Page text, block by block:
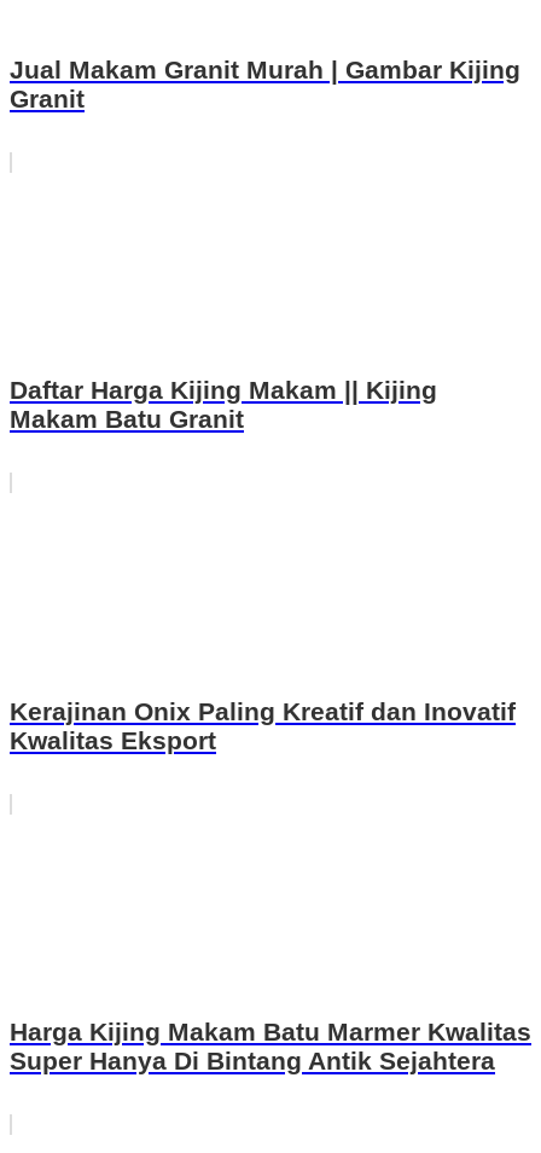
Jual Makam Granit Murah | Gambar Kijing
Granit
Daftar Harga Kijing Makam || Kijing
Makam Batu Granit
Kerajinan Onix Paling Kreatif dan Inovatif
Kwalitas Eksport
Harga Kijing Makam Batu Marmer Kwalitas
Super Hanya Di Bintang Antik Sejahtera